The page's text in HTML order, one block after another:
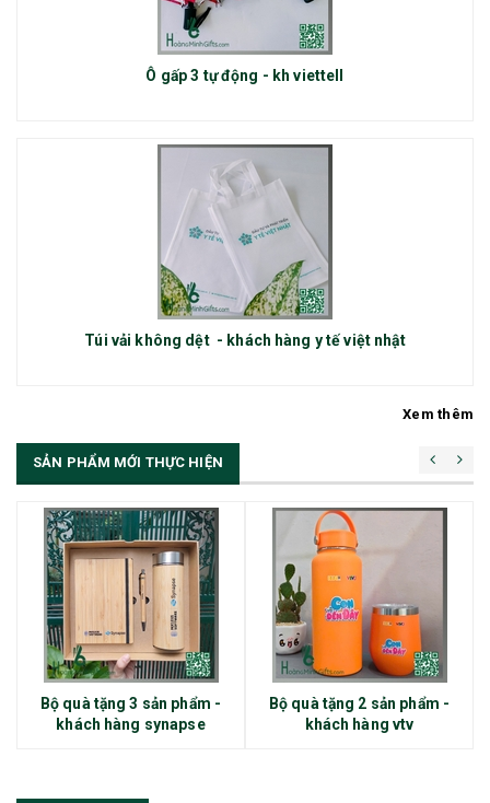
Ô gấp 3 tự động - kh viettell
Túi vải không dệt - khách hàng y tế việt nhật
Xem thêm
SẢN PHẨM MỚI THỰC HIỆN
Bộ quà tặng 3 sản phẩm -
khách hàng synapse
Bộ quà tặng 2 sản phẩm -
khách hàng vtv